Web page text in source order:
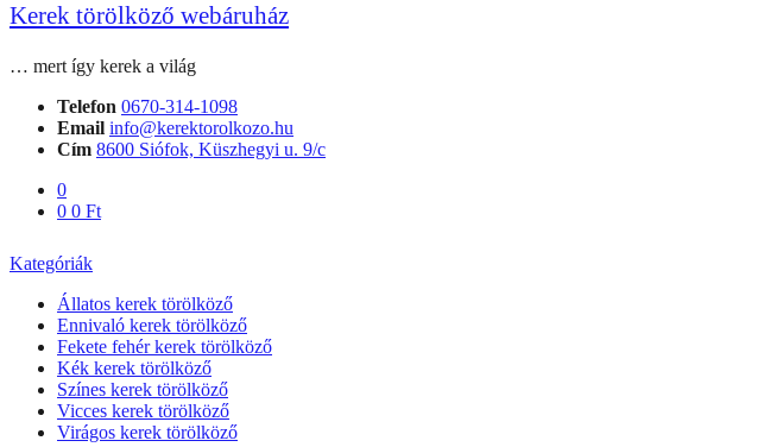
Kerek törölköző webáruház
… mert így kerek a világ
Telefon 0670-314-1098
Email info@kerektorolkozo.hu
Cím 8600 Siófok, Küszhegyi u. 9/c
0
0 0 Ft
Kategóriák
Állatos kerek törölköző
Ennivaló kerek törölköző
Fekete fehér kerek törölköző
Kék kerek törölköző
Színes kerek törölköző
Vicces kerek törölköző
Virágos kerek törölköző